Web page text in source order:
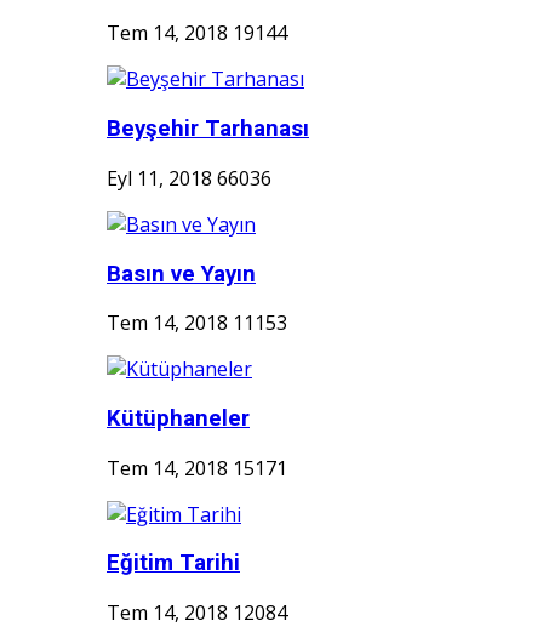
Tem 14, 2018 19144
Beyşehir Tarhanası
Eyl 11, 2018 66036
Basın ve Yayın
Tem 14, 2018 11153
Kütüphaneler
Tem 14, 2018 15171
Eğitim Tarihi
Tem 14, 2018 12084